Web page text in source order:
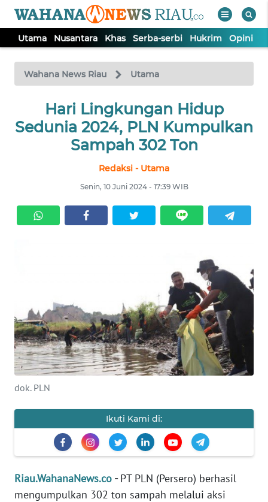
Utama Nusantara Khas Serba-serbi Hukrim Opini
Wahana News Riau Utama
Hari Lingkungan Hidup
Sedunia 2024, PLN Kumpulkan
Sampah 302 Ton
Redaksi - Utama
Senin, 10 Juni 2024 - 17:39 WIB
dok. PLN
Ikuti Kami di:
Riau.WahanaNews.co -PT PLN (Persero) berhasil
mengumpulkan 302 ton sampah melalui aksi
TV
Tutup
SERBA-
SERBI
PERISTIWA
Informasi
BERITA
IKLAN